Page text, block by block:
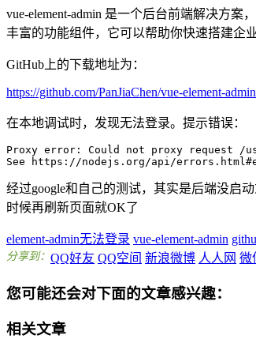
vue-element-admin 是一个后台前端解决方
丰富的功能组件，它可以帮助你快速搭建企
GitHub上的下载地址为：
https://github.com/PanJiaChen/vue-element-admin
在本地调试时，发现无法登录。提示错误：
Proxy error: Could not proxy request /
See https://nodejs.org/api/
经过google和自己的测试，其实是后端没启动
时候再刷新页面就OK了
element-admin无法登录 vue-element-admin
分享到： QQ好友 QQ空间 新浪微博 人人网 微
您可能还会对下面的文章感兴趣：
相关文章